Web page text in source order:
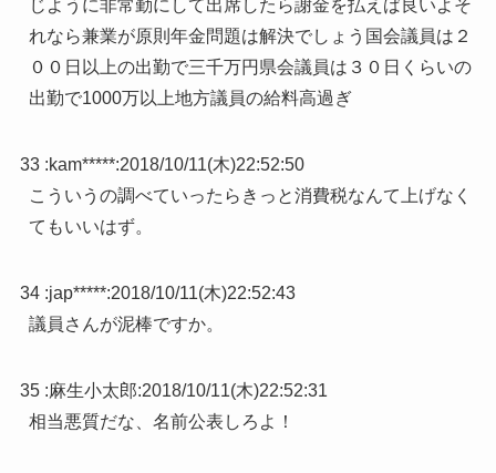
じように非常勤にして出席したら謝金を払えば良いよそ
れなら兼業が原則年金問題は解決でしょう国会議員は２
００日以上の出勤で三千万円県会議員は３０日くらいの
出勤で1000万以上地方議員の給料高過ぎ
33 :kam*****:2018/10/11(木)22:52:50
こういうの調べていったらきっと消費税なんて上げなく
てもいいはず。
34 :jap*****:2018/10/11(木)22:52:43
議員さんが泥棒ですか。
35 :麻生小太郎:2018/10/11(木)22:52:31
相当悪質だな、名前公表しろよ！